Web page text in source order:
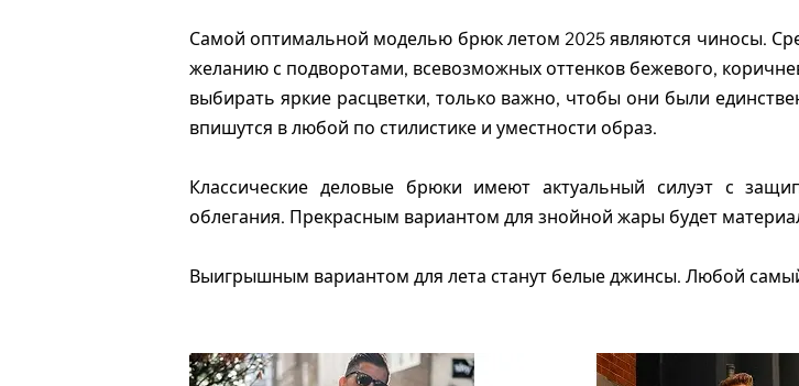
Самой оптимальной моделью брюк летом 2025 являются чиносы.
желанию с подворотами, всевозможных оттенков бежевого,
выбирать яркие расцветки, только важно, чтобы они были
впишутся в любой по стилистике и уместности образ.
Классические деловые брюки имеют актуальный силуэт с
облегания. Прекрасным вариантом для знойной жары будет
Выигрышным вариантом для лета станут белые джинсы. Любой